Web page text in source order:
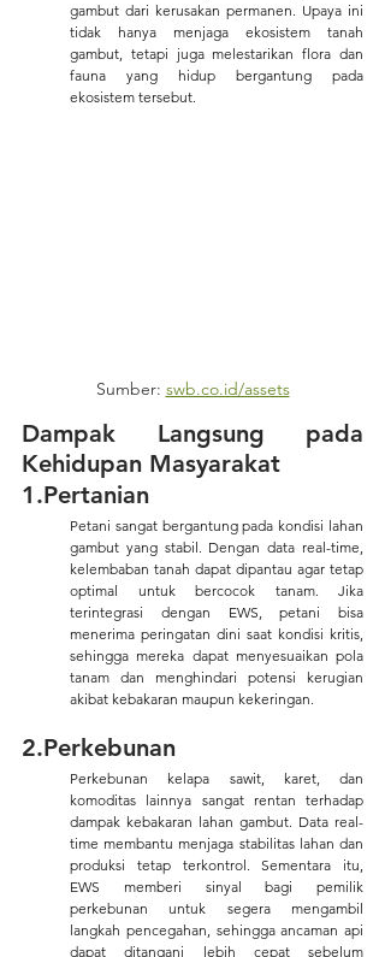
gambut dari kerusakan permanen. Upaya ini
tidak hanya menjaga ekosistem tanah
gambut, tetapi juga melestarikan flora dan
fauna yang hidup bergantung pada
ekosistem tersebut.
Sumber: swb.co.id/assets
Dampak Langsung pada
Kehidupan Masyarakat
1.Pertanian
Petani sangat bergantung pada kondisi lahan
gambut yang stabil. Dengan data real-time,
kelembaban tanah dapat dipantau agar tetap
optimal untuk bercocok tanam. Jika
terintegrasi dengan EWS, petani bisa
menerima peringatan dini saat kondisi kritis,
sehingga mereka dapat menyesuaikan pola
tanam dan menghindari potensi kerugian
akibat kebakaran maupun kekeringan.
2.Perkebunan
Perkebunan kelapa sawit, karet, dan
komoditas lainnya sangat rentan terhadap
dampak kebakaran lahan gambut. Data real-
time membantu menjaga stabilitas lahan dan
produksi tetap terkontrol. Sementara itu,
EWS memberi sinyal bagi pemilik
perkebunan untuk segera mengambil
langkah pencegahan, sehingga ancaman api
dapat ditangani lebih cepat sebelum